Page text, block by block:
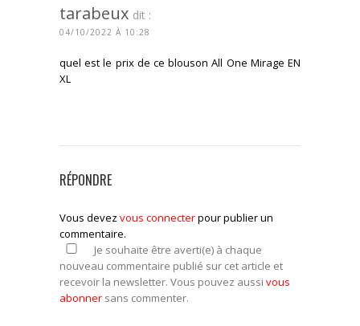
tarabeux dit :
04/10/2022 À 10:28
quel est le prix de ce blouson All One Mirage EN
XL
RÉPONDRE
Vous devez vous connecterpour publier un
commentaire.
Je souhaite être averti(e) à chaque
nouveau commentaire publié sur cet article et
recevoir la newsletter. Vous pouvez aussi vous
abonner sans commenter.